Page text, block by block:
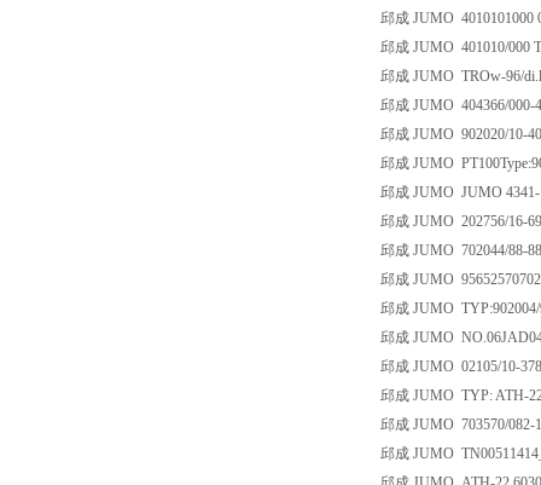
邱成 JUMO 4010101000
邱成 JUMO 401010/000
邱成 JUMO TROw-96/
邱成 JUMO 404366/000-
邱成 JUMO 902020/10-
邱成 JUMO
邱成 JUMO JUMO 4341-
邱成 JUMO 202756/16-
邱成 JUMO 702044/88-
邱成 JUMO
邱成 JUMO TYP:902004/
邱成 JUMO
邱成 JUMO 02105/10-
邱成 JUMO TYP: ATH-22
邱成 JUMO 703570/082-
邱成 JUMO